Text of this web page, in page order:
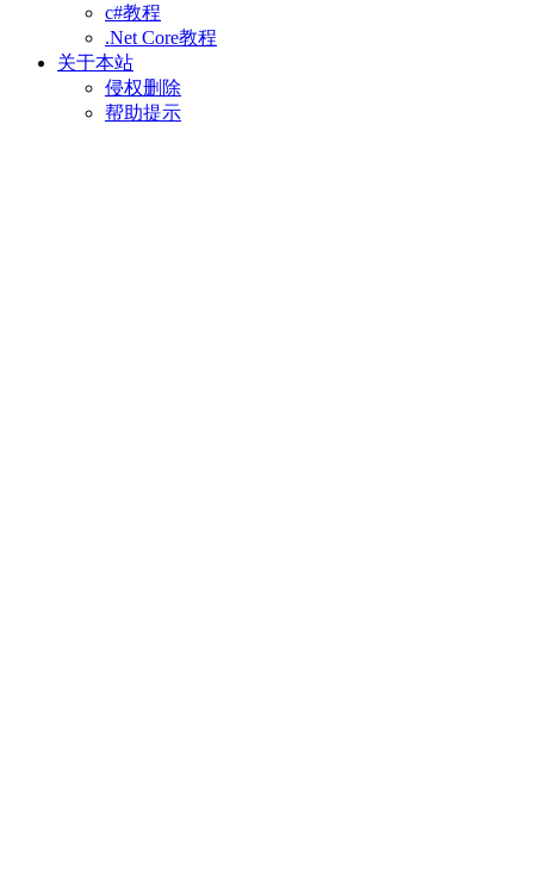
c#教程
.Net Core教程
关于本站
侵权删除
帮助提示